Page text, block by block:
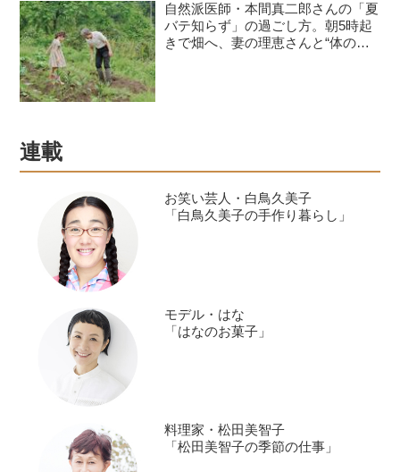
自然派医師・本間真二郎さんの「夏
バテ知らず」の過ごし方。朝5時起
きで畑へ、妻の理恵さんと“体の
連載
お笑い芸人・白鳥久美子
「白鳥久美子の手作り暮らし」
モデル・はな
「はなのお菓子」
料理家・松田美智子
「松田美智子の季節の仕事」